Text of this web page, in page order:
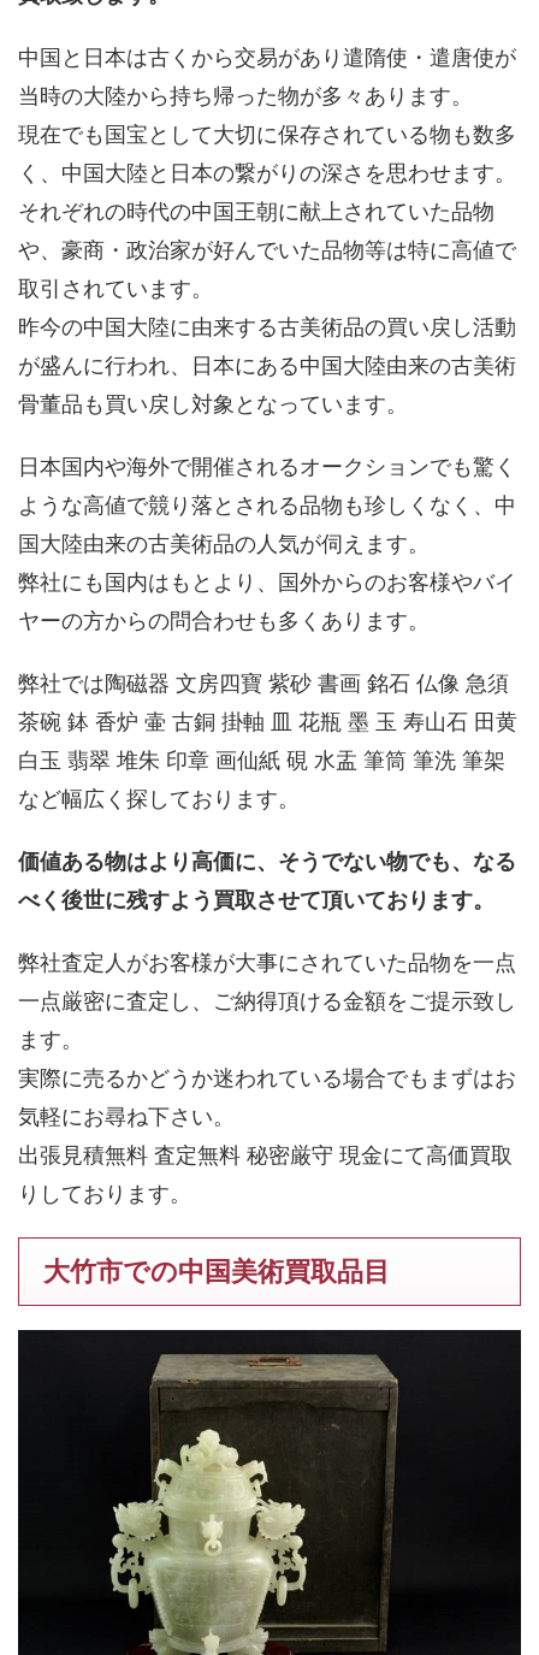
中国と日本は古くから交易があり遣隋使・遣唐使が
当時の大陸から持ち帰った物が多々あります。
現在でも国宝として大切に保存されている物も数多
く、中国大陸と日本の繋がりの深さを思わせます。
それぞれの時代の中国王朝に献上されていた品物
や、豪商・政治家が好んでいた品物等は特に高値で
取引されています。
昨今の中国大陸に由来する古美術品の買い戻し活動
が盛んに行われ、日本にある中国大陸由来の古美術
骨董品も買い戻し対象となっています。
日本国内や海外で開催されるオークションでも驚く
ような高値で競り落とされる品物も珍しくなく、中
国大陸由来の古美術品の人気が伺えます。
弊社にも国内はもとより、国外からのお客様やバイ
ヤーの方からの問合わせも多くあります。
弊社では陶磁器 文房四寶 紫砂 書画 銘石 仏像 急須
茶碗 鉢 香炉 壷 古銅 掛軸 皿 花瓶 墨 玉 寿山石 田黄
白玉 翡翠 堆朱 印章 画仙紙 硯 水盂 筆筒 筆洗 筆架
など幅広く探しております。
価値ある物はより高価に、そうでない物でも、なる
べく後世に残すよう買取させて頂いております。
弊社査定人がお客様が大事にされていた品物を一点
一点厳密に査定し、ご納得頂ける金額をご提示致し
ます。
実際に売るかどうか迷われている場合でもまずはお
気軽にお尋ね下さい。
出張見積無料 査定無料 秘密厳守 現金にて高価買取
りしております。
大竹市での中国美術買取品目